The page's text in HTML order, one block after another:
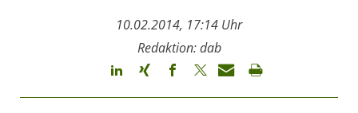
10.02.2014, 17:14 Uhr
Redaktion: dab